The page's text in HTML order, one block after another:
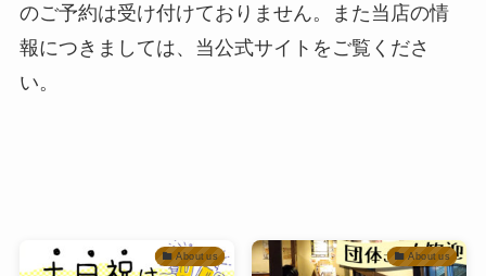
のご予約は受け付けておりません。また当店の情
報につきましては、当公式サイトをご覧くださ
い。
About us About us